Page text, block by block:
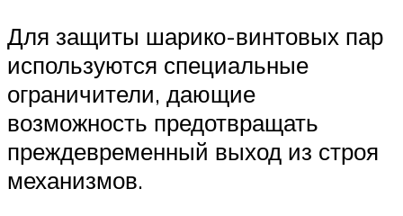
Для защиты шарико-винтовых пар
используются специальные
ограничители, дающие
возможность предотвращать
преждевременный выход из строя
механизмов.